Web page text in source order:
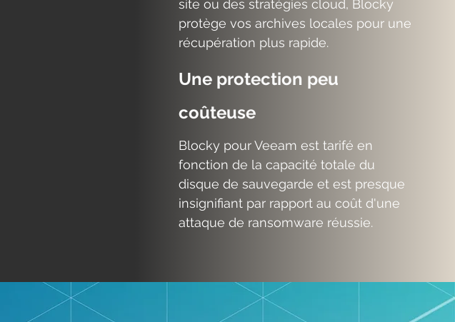
site ou des stratégies cloud, Blocky
protège vos archives locales pour une
récupération plus rapide.
Une protection peu
coûteuse
Blocky pour Veeam est tarifé en
fonction de la capacité totale du
disque de sauvegarde et est presque
insignifiant par rapport au coût d'une
attaque de ransomware réussie.